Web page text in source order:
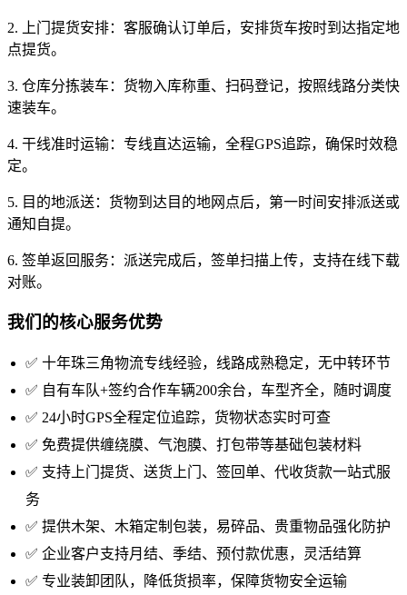
2. 上门提货安排：客服确认订单后，安排货车按时到达指定地
点提货。
3. 仓库分拣装车：货物入库称重、扫码登记，按照线路分类快
速装车。
4. 干线准时运输：专线直达运输，全程GPS追踪，确保时效稳
定。
5. 目的地派送：货物到达目的地网点后，第一时间安排派送或
通知自提。
6. 签单返回服务：派送完成后，签单扫描上传，支持在线下载
对账。
我们的核心服务优势
✅ 十年珠三角物流专线经验，线路成熟稳定，无中转环节
✅ 自有车队+签约合作车辆200余台，车型齐全，随时调度
✅ 24小时GPS全程定位追踪，货物状态实时可查
✅ 免费提供缠绕膜、气泡膜、打包带等基础包装材料
✅ 支持上门提货、送货上门、签回单、代收货款一站式服
务
✅ 提供木架、木箱定制包装，易碎品、贵重物品强化防护
✅ 企业客户支持月结、季结、预付款优惠，灵活结算
✅ 专业装卸团队，降低货损率，保障货物安全运输